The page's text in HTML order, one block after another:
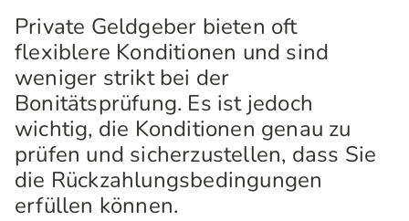
Private Geldgeber bieten oft
flexiblere Konditionen und sind
weniger strikt bei der
Bonitätsprüfung. Es ist jedoch
wichtig, die Konditionen genau zu
prüfen und sicherzustellen, dass Sie
die Rückzahlungsbedingungen
erfüllen können.